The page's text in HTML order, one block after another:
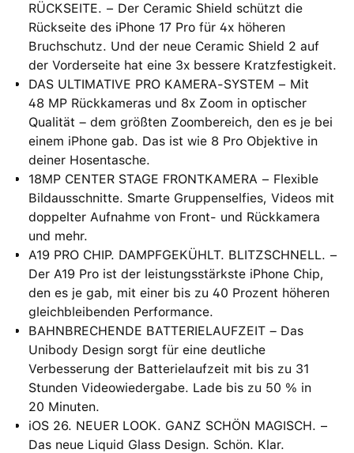
RÜCKSEITE. − Der Ceramic Shield schützt die
Rückseite des iPhone 17 Pro für 4x höheren
Bruchschutz. Und der neue Ceramic Shield 2 auf
der Vorderseite hat eine 3x bessere Kratzfestigkeit.
DAS ULTIMATIVE PRO KAMERA-SYSTEM − Mit
48 MP Rückkameras und 8x Zoom in optischer
Qualität – dem größten Zoombereich, den es je bei
einem iPhone gab. Das ist wie 8 Pro Objektive in
deiner Hosentasche.
18MP CENTER STAGE FRONTKAMERA − Flexible
Bildausschnitte. Smarte Gruppenselfies, Videos mit
doppelter Aufnahme von Front- und Rückkamera
und mehr.
A19 PRO CHIP. DAMPFGEKÜHLT. BLITZSCHNELL. −
Der A19 Pro ist der leistungsstärkste iPhone Chip,
den es je gab, mit einer bis zu 40 Prozent höheren
gleichbleibenden Performance.
BAHNBRECHENDE BATTERIELAUFZEIT – Das
Unibody Design sorgt für eine deutliche
Verbesserung der Batterielaufzeit mit bis zu 31
Stunden Videowiedergabe. Lade bis zu 50 % in
20 Minuten.
iOS 26. NEUER LOOK. GANZ SCHÖN MAGISCH. −
Das neue Liquid Glass Design. Schön. Klar.